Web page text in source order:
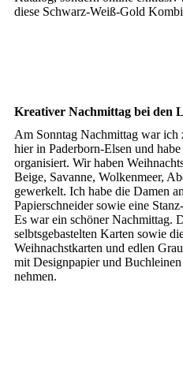
diese Schwarz-Weiß-Gold
Kreativer Nachmittag bei den
Am Sonntag Nachmittag war ich
hier in Paderborn-Elsen und
organisiert. Wir haben
Beige, Savanne, Wolkenmeer,
gewerkelt. Ich habe die Damen
Papierschneider sowie eine
Es war ein schöner Nachmittag.
selbtsgebastelten Karten sowie
Weihnachstkarten und edlen
mit Designpapier und
nehmen.